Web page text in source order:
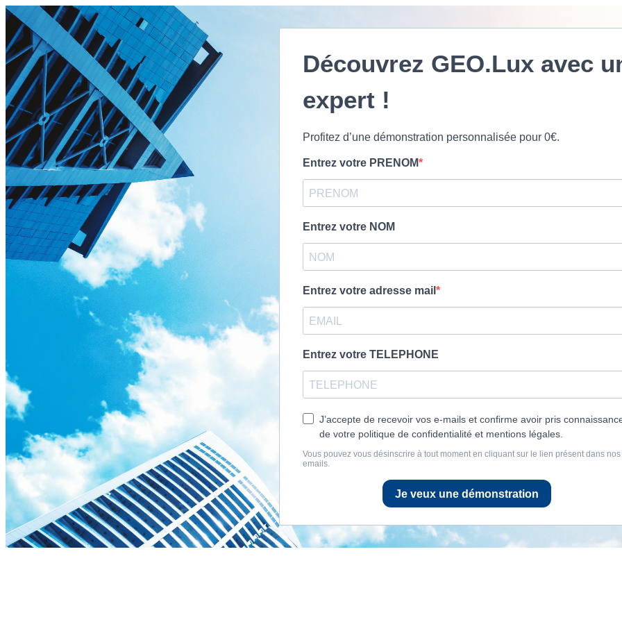
Découvrez GEO.Lux avec
expert !
Profitez d’une démonstration personnalisée pour 0€.
Entrez votre PRENOM
Entrez votre NOM
Entrez votre adresse mail
Entrez votre TELEPHONE
J’accepte de recevoir vos e-mails et confirme avoir pris
de votre politique de confidentialité et mentions légales.
Vous pouvez vous désinscrire à tout moment en cliquant sur le lien présent dans nos
emails.
Je veux une démonstration